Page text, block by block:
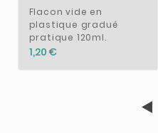
Flacon vide en
plastique gradué
pratique 120ml.
1,20 €